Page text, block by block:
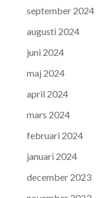
september 2024
augusti 2024
juni 2024
maj 2024
april 2024
mars 2024
februari 2024
januari 2024
december 2023